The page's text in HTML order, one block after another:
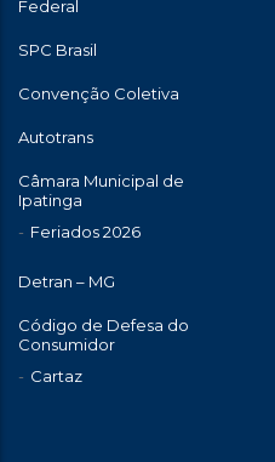
Federal
SPC Brasil
Convenção Coletiva
Autotrans
Câmara Municipal de
Ipatinga
Feriados 2026
Detran – MG
Código de Defesa do
Consumidor
Cartaz